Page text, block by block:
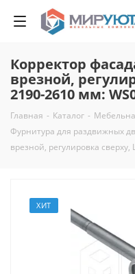
Корректор
врезной,
2190-2610 мм:
Главная - Каталог -
Фурнитура для раздвижных
врезной, регулировка
ХИТ